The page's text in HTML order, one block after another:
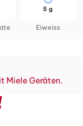
Eiweiss
5 g
Miele Geräten.